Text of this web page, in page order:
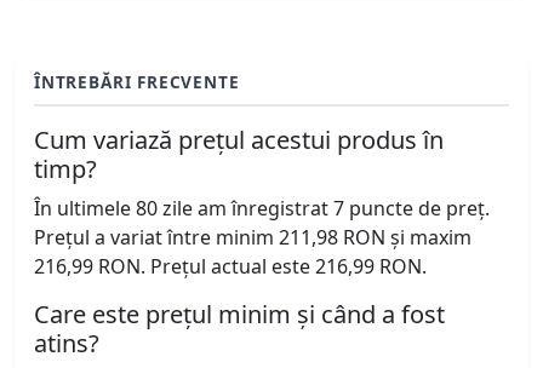
ÎNTREBĂRI FRECVENTE
Cum variază prețul acestui produs în
timp?
În ultimele 80 zile am înregistrat 7 puncte de preț.
Prețul a variat între minim 211,98 RON și maxim
216,99 RON. Prețul actual este 216,99 RON.
Care este prețul minim și când a fost
atins?